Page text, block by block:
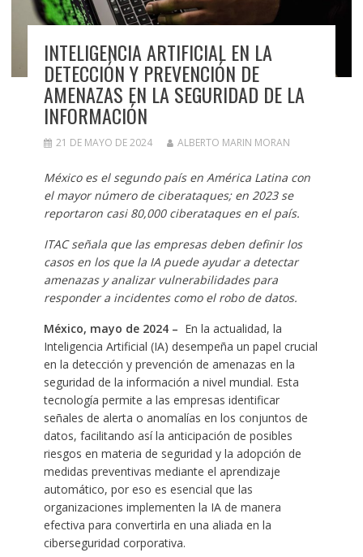
INTELIGENCIA ARTIFICIAL EN LA
DETECCIÓN Y PREVENCIÓN DE
AMENAZAS EN LA SEGURIDAD DE LA
INFORMACIÓN
21 DE MAYO DE 2024 ALBERTO MARIN MORAN
México es el segundo país en América Latina con
el mayor número de ciberataques; en 2023 se
reportaron casi 80,000 ciberataques en el país.
ITAC señala que las empresas deben definir los
casos en los que la IA puede ayudar a detectar
amenazas y analizar vulnerabilidades para
responder a incidentes como el robo de datos.
México, mayo de 2024 – En la actualidad, la
Inteligencia Artificial (IA) desempeña un papel crucial
en la detección y prevención de amenazas en la
seguridad de la información a nivel mundial. Esta
tecnología permite a las empresas identificar
señales de alerta o anomalías en los conjuntos de
datos, facilitando así la anticipación de posibles
riesgos en materia de seguridad y la adopción de
medidas preventivas mediante el aprendizaje
automático, por eso es esencial que las
organizaciones implementen la IA de manera
efectiva para convertirla en una aliada en la
ciberseguridad corporativa.